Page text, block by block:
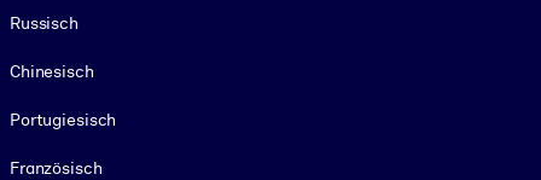
Russisch
Chinesisch
Portugiesisch
Französisch